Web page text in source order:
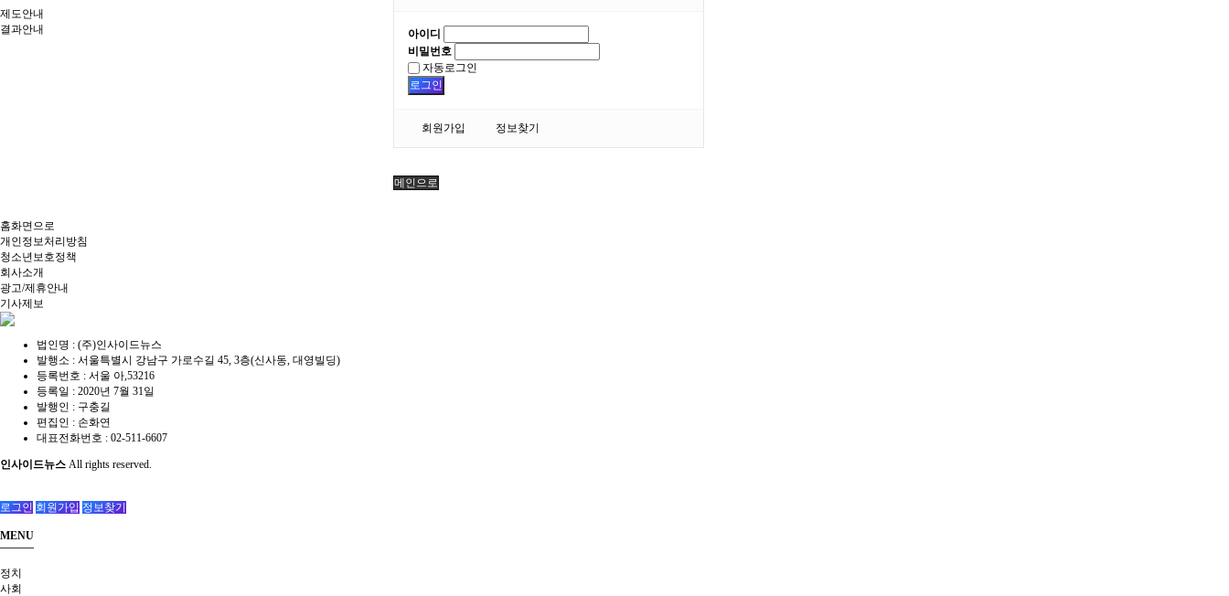
제도안내
결과안내
아이디
비밀번호
자동로그인
로그인
회원가입 정보찾기
메인으로
홈화면으로
개인정보처리방침
청소년보호정책
회사소개
광고/제휴안내
기사제보
법인명 : (주)인사이드뉴스
발행소 : 서울특별시 강남구 가로수길 45, 3층(신사동, 대영빌딩)
등록번호 : 서울 아,53216
등록일 : 2020년 7월 31일
발행인 : 구충길
편집인 : 손화연
대표전화번호 : 02-511-6607
인사이드뉴스 All rights reserved.
로그인 회원가입 정보찾기
MENU
정치
사회